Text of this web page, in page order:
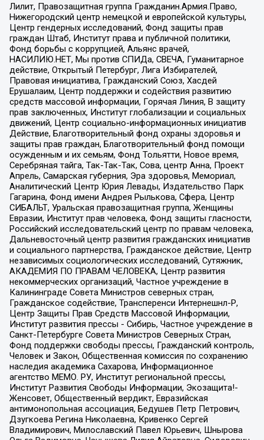
Лилит, Правозащитная группа Гражданин.Армия.Право,
Нижегородский центр немецкой и европейской культуры,
Центр гендерных исследований, Фонд защиты прав
граждан Штаб, Институт права и публичной политики,
Фонд борьбы с коррупцией, Альянс врачей,
НАСИЛИЮ.НЕТ, Мы против СПИДа, СВЕЧА, Гуманитарное
действие, Открытый Петербург, Лига Избирателей,
Правовая инициатива, Гражданский Союз, Хасдей
Ерушалаим, Центр поддержки и содействия развитию
средств массовой информации, Горячая Линия, В защиту
прав заключенных, Институт глобализации и социальных
движений, Центр социально-информационных инициатив
Действие, Благотворительный фонд охраны здоровья и
защиты прав граждан, Благотворительный фонд помощи
осужденным и их семьям, Фонд Тольятти, Новое время,
Серебряная тайга, Так-Так-Так, Сова, центр Анна, Проект
Апрель, Самарская губерния, Эра здоровья, Мемориал,
Аналитический Центр Юрия Левады, Издательство Парк
Гагарина, Фонд имени Андрея Рылькова, Сфера, Центр
СИБАЛЬТ, Уральская правозащитная группа, Женщины
Евразии, Институт прав человека, Фонд защиты гласности,
Российский исследовательский центр по правам человека,
Дальневосточный центр развития гражданских инициатив
и социального партнерства, Гражданское действие, Центр
независимых социологических исследований, Сутяжник,
АКАДЕМИЯ ПО ПРАВАМ ЧЕЛОВЕКА, Центр развития
некоммерческих организаций, Частное учреждение в
Калининграде Совета Министров северных стран,
Гражданское содействие, Трансперенси Интернешнл-Р,
Центр Защиты Прав Средств Массовой Информации,
Институт развития прессы - Сибирь, Частное учреждение в
Санкт-Петербурге Совета Министров Северных Стран,
Фонд поддержки свободы прессы, Гражданский контроль,
Человек и Закон, Общественная комиссия по сохранению
наследия академика Сахарова, Информационное
агентство МЕМО. РУ, Институт региональной прессы,
Институт Развития Свободы Информации, Экозащита!-
Женсовет, Общественный вердикт, Евразийская
антимонопольная ассоциация, Бедушев Петр Петрович,
Дзугкоева Регина Николаевна, Кривенко Сергей
Владимирович, Милославский Павел Юрьевич, Шнырова